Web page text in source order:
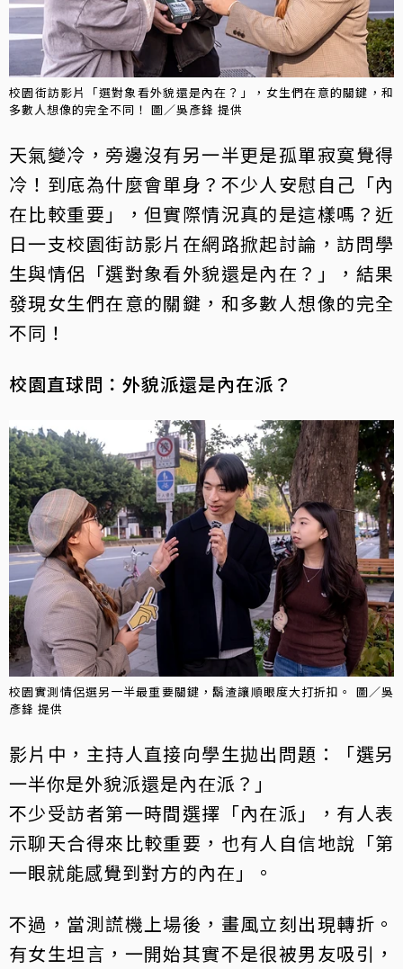
校園街訪影片「選對象看外貌還是內在？」，女生們在意的關鍵，和
多數人想像的完全不同！ 圖／吳彥鋒 提供
天氣變冷，旁邊沒有另一半更是孤單寂寞覺得
冷！到底為什麼會單身？不少人安慰自己「內
在比較重要」，但實際情況真的是這樣嗎？近
日一支校園街訪影片在網路掀起討論，訪問學
生與情侶「選對象看外貌還是內在？」，結果
發現女生們在意的關鍵，和多數人想像的完全
不同！
校園直球問：外貌派還是內在派？
校園實測情侶選另一半最重要關鍵，鬍渣讓順眼度大打折扣。 圖／吳
彥鋒 提供
影片中，主持人直接向學生拋出問題：「選另
一半你是外貌派還是內在派？」
不少受訪者第一時間選擇「內在派」，有人表
示聊天合得來比較重要，也有人自信地說「第
一眼就能感覺到對方的內在」。
不過，當測謊機上場後，畫風立刻出現轉折。
有女生坦言，一開始其實不是很被男友吸引，